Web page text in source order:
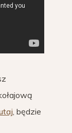
, będzie